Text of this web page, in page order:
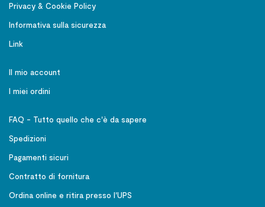
Privacy & Cookie Policy
Informativa sulla sicurezza
Link
Il mio account
I miei ordini
FAQ - Tutto quello che c'è da sapere
Spedizioni
Pagamenti sicuri
Contratto di fornitura
Ordina online e ritira presso l'UPS